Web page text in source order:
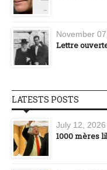
November
Lettre
LATESTS POSTS
July 12, 2026
1000 mères